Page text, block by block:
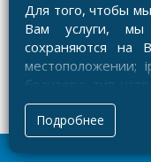
Для того, чтобы
Вам услуги, мы
сохраняются на
местоположении;
браузера; тип
источник,
какие
нажимает
используется для
Подробнее